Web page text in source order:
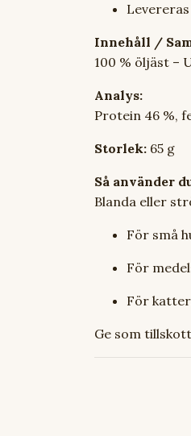
Innehåll /
100 % öljäst –
Analys:
Protein 46 %,
Storlek: 65 g
Så använder
Blanda eller
För små
För
För
Ge som